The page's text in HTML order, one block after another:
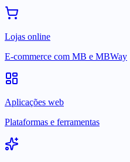
Lojas online
E-commerce com MB e MBWay
Aplicações web
Plataformas e ferramentas